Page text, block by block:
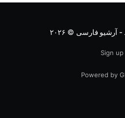
- آرشیو فارسی © ۲۰۲۶
Sign up
Powered by